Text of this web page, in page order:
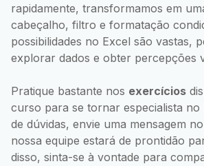
rapidamente, transformamos em
cabeçalho, filtro e formatação
possibilidades no Excel são vastas,
explorar dados e obter percepções
Pratique bastante nos exercícios
curso para se tornar especialista no
de dúvidas, envie uma mensagem no
nossa equipe estará de prontidão
disso, sinta-se à vontade para